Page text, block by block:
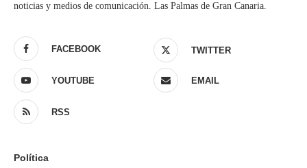
noticias y medios de comunicación. Las Palmas de Gran Canaria.
FACEBOOK TWITTER
YOUTUBE EMAIL
RSS
Política